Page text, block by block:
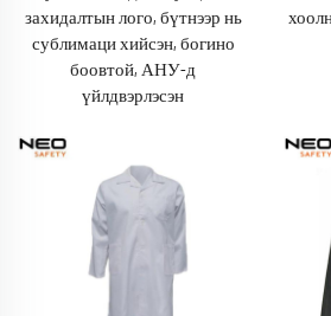
захидалтын лого, бүтнээр нь
сублимаци хийсэн, богино
боовтой, АНУ-д
үйлдвэрлэсэн